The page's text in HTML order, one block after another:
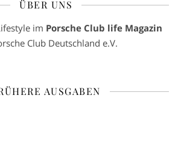
ÜBER UNS
im Porsche Club life Magazin
Club Deutschland e.V.
AUSGABEN